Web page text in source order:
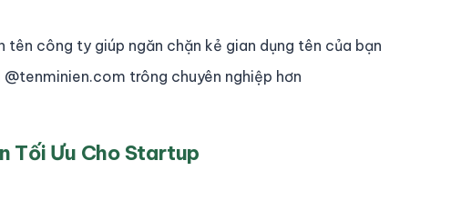
tên công ty giúp ngăn chặn kẻ gian dụng tên của bạn
@tenminien.com trông chuyên nghiệp hơn
Tối Ưu Cho Startup